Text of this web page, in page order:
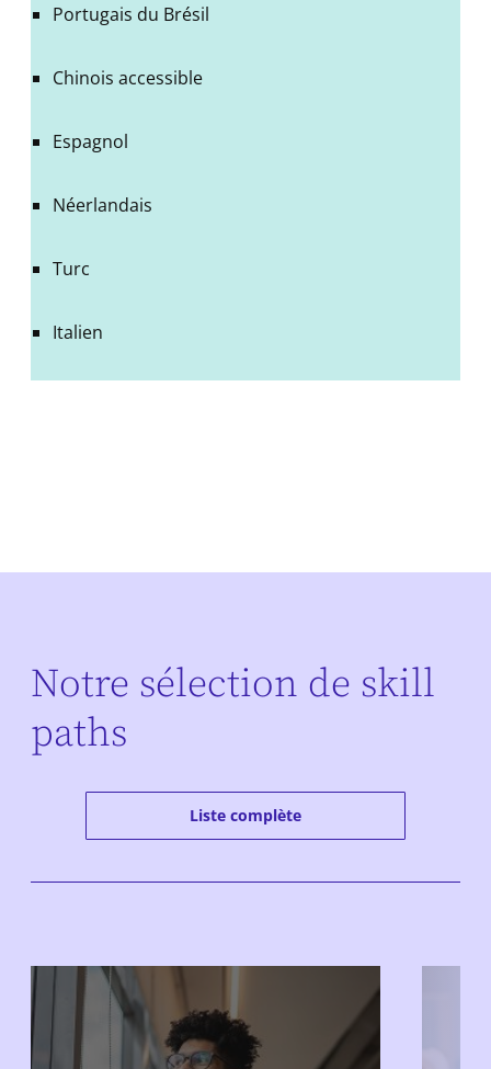
Portugais du Brésil
Chinois accessible
Espagnol
Néerlandais
Turc
Italien
Notre sélection de skill
paths
Liste complète